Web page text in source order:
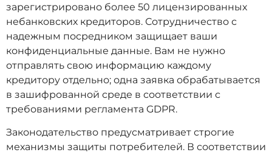
зарегистрировано более 50 лицензированных
небанковских кредиторов. Сотрудничество с
надежным посредником защищает ваши
конфиденциальные данные. Вам не нужно
отправлять свою информацию каждому
кредитору отдельно; одна заявка обрабатывается
в зашифрованной среде в соответствии с
требованиями регламента GDPR.
Законодательство предусматривает строгие
механизмы защиты потребителей. В соответствии